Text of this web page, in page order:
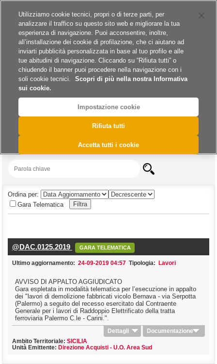
A
Archivio Esiti - Lavori 2019
Ordina per:
Gara Telematica
@DAC.0125.2019 GARA TELEMATICA
Ultimo aggiornamento: 24-09-2019 04:57 Tipologia: Lavori
AVVISO DI APPALTO AGGIUDICATO
Gara espletata in modalità telematica per l’esecuzione in appalto
dei "lavori di demolizione fabbricati vicolo Bernava - via Serpotta
(Palermo) a seguito del recesso esercitato dal Contraente
Generale per i lavori di Raddoppio Elettrificato della tratta
ferroviaria Palermo C.le - Carini.".
Documentazione
Dettagli
Ambito Territoriale: SICILIA
Unità Emittente: Direzione Acquisti - U.O. Area Sud
Utilizziamo cookie tecnici, propri o di terze parti, per
analizzare il traffico su questo sito web e migliorare la tua
esperienza di navigazione. Puoi acconsentire, inoltre,
all’installazione dei cookie di profilazione, che ci aiutano ad
inviarti pubblicità personalizzata in base al tuo profilo e alle
tue abitudini di navigazione. Cliccando su “Rifiuta tutti” o
chiudendo il banner puoi procedere nella navigazione con i
soli cookie tecnici.
Scopri di più nella nostra Informativa
sui cookie.
Impostazione cookie
Rifiuta tutti
Accetta tutti i cookie